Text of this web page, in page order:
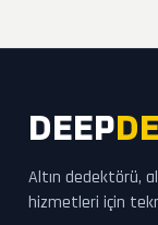
DEEP
Altın dedektörü,
hizmetleri için